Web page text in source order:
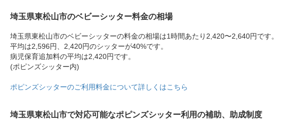
埼玉県東松山市のベビーシッター料金の相場
埼玉県東松山市のベビーシッターの料金の相場は1時間あたり2,420〜2,640円です。
平均は2,596円、2,420円のシッターが40%です。
病児保育追加料の平均は2,420円です。
(ポピンズシッター内)
ポピンズシッターのご利用料金について詳しくはこちら
埼玉県東松山市で対応可能なポピンズシッター利用の補助、助成制度